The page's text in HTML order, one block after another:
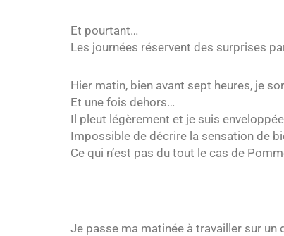
Et pourtant…
Les journées réservent des surprises
Hier matin, bien avant sept heures, je
Et une fois dehors…
Il pleut légèrement et je suis
Impossible de décrire la sensation de
Ce qui n’est pas du tout le cas de
Je passe ma matinée à travailler sur